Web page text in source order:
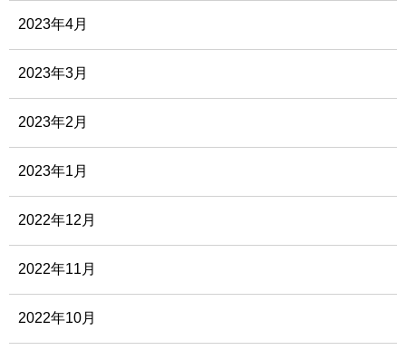
2023年4月
2023年3月
2023年2月
2023年1月
2022年12月
2022年11月
2022年10月